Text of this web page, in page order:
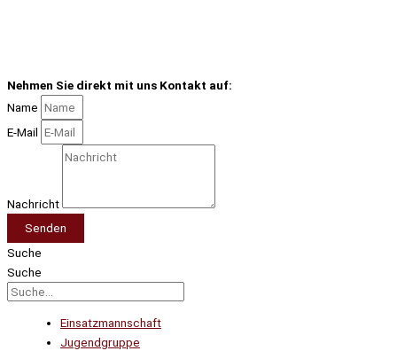
Nehmen Sie direkt mit uns Kontakt auf:
Name
E-Mail
Nachricht
Senden
Suche
Suche
Einsatzmannschaft
Jugendgruppe